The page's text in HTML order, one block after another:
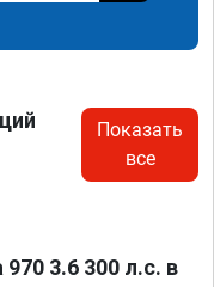
Показать
все
3.6 300 л.с. в